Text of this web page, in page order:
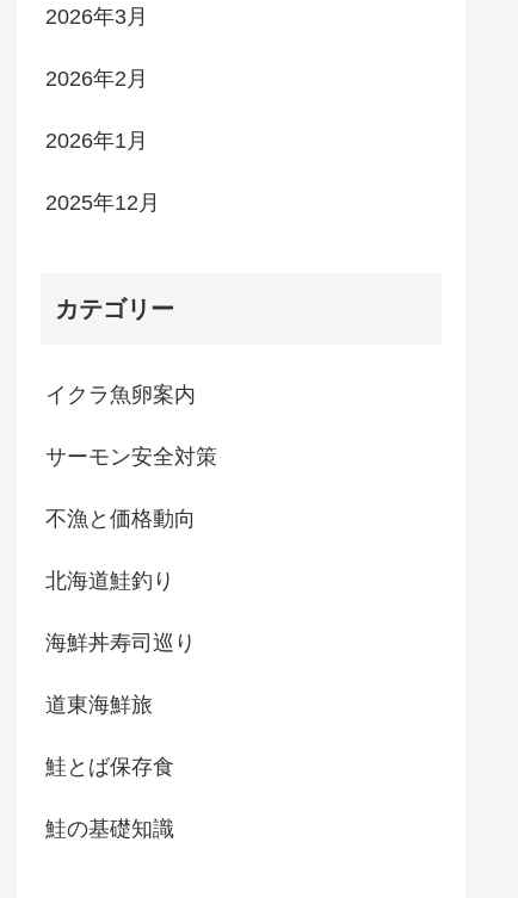
2026年3月
2026年2月
2026年1月
2025年12月
カテゴリー
イクラ魚卵案内
サーモン安全対策
不漁と価格動向
北海道鮭釣り
海鮮丼寿司巡り
道東海鮮旅
鮭とば保存食
鮭の基礎知識